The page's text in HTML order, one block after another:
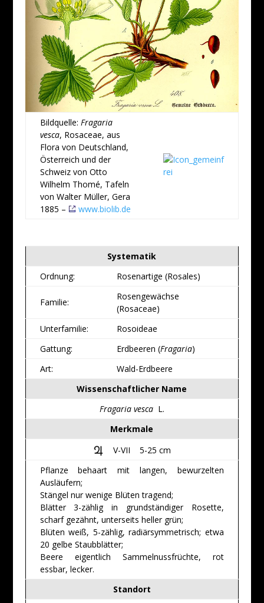
Bildquelle: Fragaria
vesca, Rosaceae, aus
Flora von Deutschland,
Österreich und der
Schweiz von Otto
Wilhelm Thomé, Tafeln
von Walter Müller, Gera
1885 –
www.biolib.de
Systematik
Ordnung:
Rosenartige (Rosales)
Familie:
Rosengewächse
(Rosaceae)
Unterfamilie:
Rosoideae
Gattung:
Erdbeeren (Fragaria)
Art:
Wald-Erdbeere
Wissenschaftlicher Name
Fragaria vescaL.
Merkmale
V-VII 5-25 cm
Pflanze behaart mit langen, bewurzelten
Ausläufern;
Stängel nur wenige Blüten tragend;
Blätter 3-zählig in grundständiger Rosette,
scharf gezähnt, unterseits heller grün;
Blüten weiß, 5-zählig, radiärsymmetrisch; etwa
20 gelbe Staubblätter;
Beere eigentlich Sammelnussfrüchte, rot
essbar, lecker.
Standort